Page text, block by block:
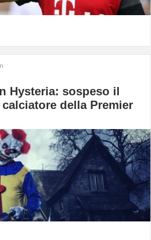
Hysteria: sospeso il
della Premier